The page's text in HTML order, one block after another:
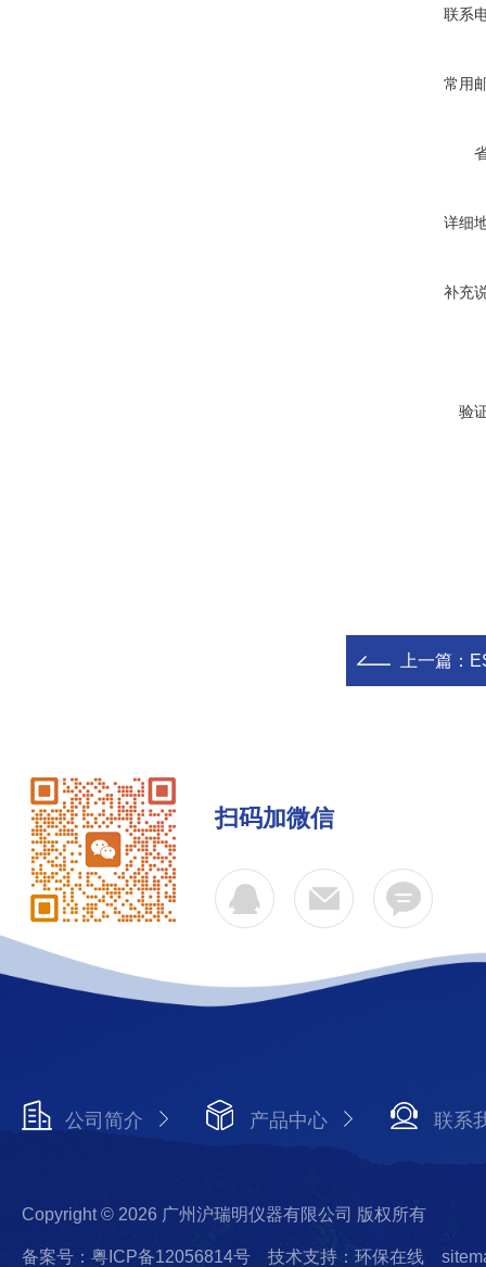
联系
常用
详细
补充
验
上一篇：
扫码加微信
公司简介 产品中心 联系
Copyright © 2026 广州沪瑞明仪器有限公司 版权所有
备案号：粤ICP备12056814号 技术支持：环保在线